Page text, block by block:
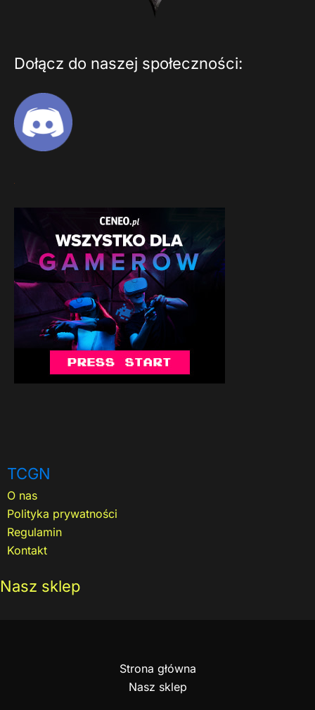
Dołącz do naszej społeczności:
TCGN
O nas
Polityka prywatności
Regulamin
Kontakt
Nasz sklep
Strona główna
Nasz sklep